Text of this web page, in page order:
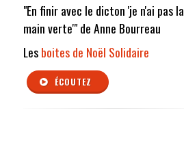
"En finir avec le dicton 'je n'ai pas la
main verte'" de Anne Bourreau
Lesboites de Noël Solidaire
ÉCOUTEZ